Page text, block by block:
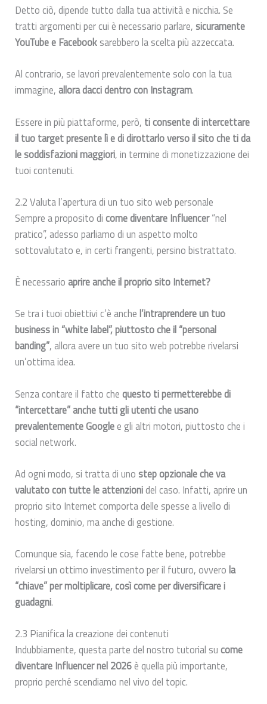
Detto ciò, dipende tutto dalla tua attività e nicchia. Se
tratti argomenti per cui è necessario parlare, sicuramente
YouTube e Facebook sarebbero la scelta più azzeccata.
Al contrario, se lavori prevalentemente solo con la tua
immagine, allora dacci dentro con Instagram.
Essere in più piattaforme, però, ti consente di intercettare
il tuo target presente lì e di dirottarlo verso il sito che ti da
le soddisfazioni maggiori, in termine di monetizzazione dei
tuoi contenuti.
2.2 Valuta l’apertura di un tuo sito web personale
Sempre a proposito dicome diventare Influencer“nel
pratico”, adesso parliamo di un aspetto molto
sottovalutato e, in certi frangenti, persino bistrattato.
È necessario aprire anche il proprio sito Internet?
Se tra i tuoi obiettivi c’è anchel’intraprendere un tuo
business in “white label”, piuttosto che il “personal
banding”, allora avere un tuo sito web potrebbe rivelarsi
un’ottima idea.
Senza contare il fatto chequesto ti permetterebbe di
“intercettare” anche tutti gli utenti che usano
prevalentemente Googlee gli altri motori, piuttosto che i
social network.
Ad ogni modo, si tratta di uno step opzionale che va
valutato con tutte le attenzionidel caso. Infatti, aprire un
proprio sito Internet comporta delle spesse a livello di
hosting, dominio, ma anche di gestione.
Comunque sia, facendo le cose fatte bene, potrebbe
rivelarsi un ottimo investimento per il futuro, ovvero la
“chiave” per moltiplicare, così come per diversificare i
guadagni.
2.3 Pianifica la creazione dei contenuti
Indubbiamente, questa parte del nostro tutorial sucome
diventare Influencer nel 2026è quella più importante,
proprio perché scendiamo nel vivo del topic.